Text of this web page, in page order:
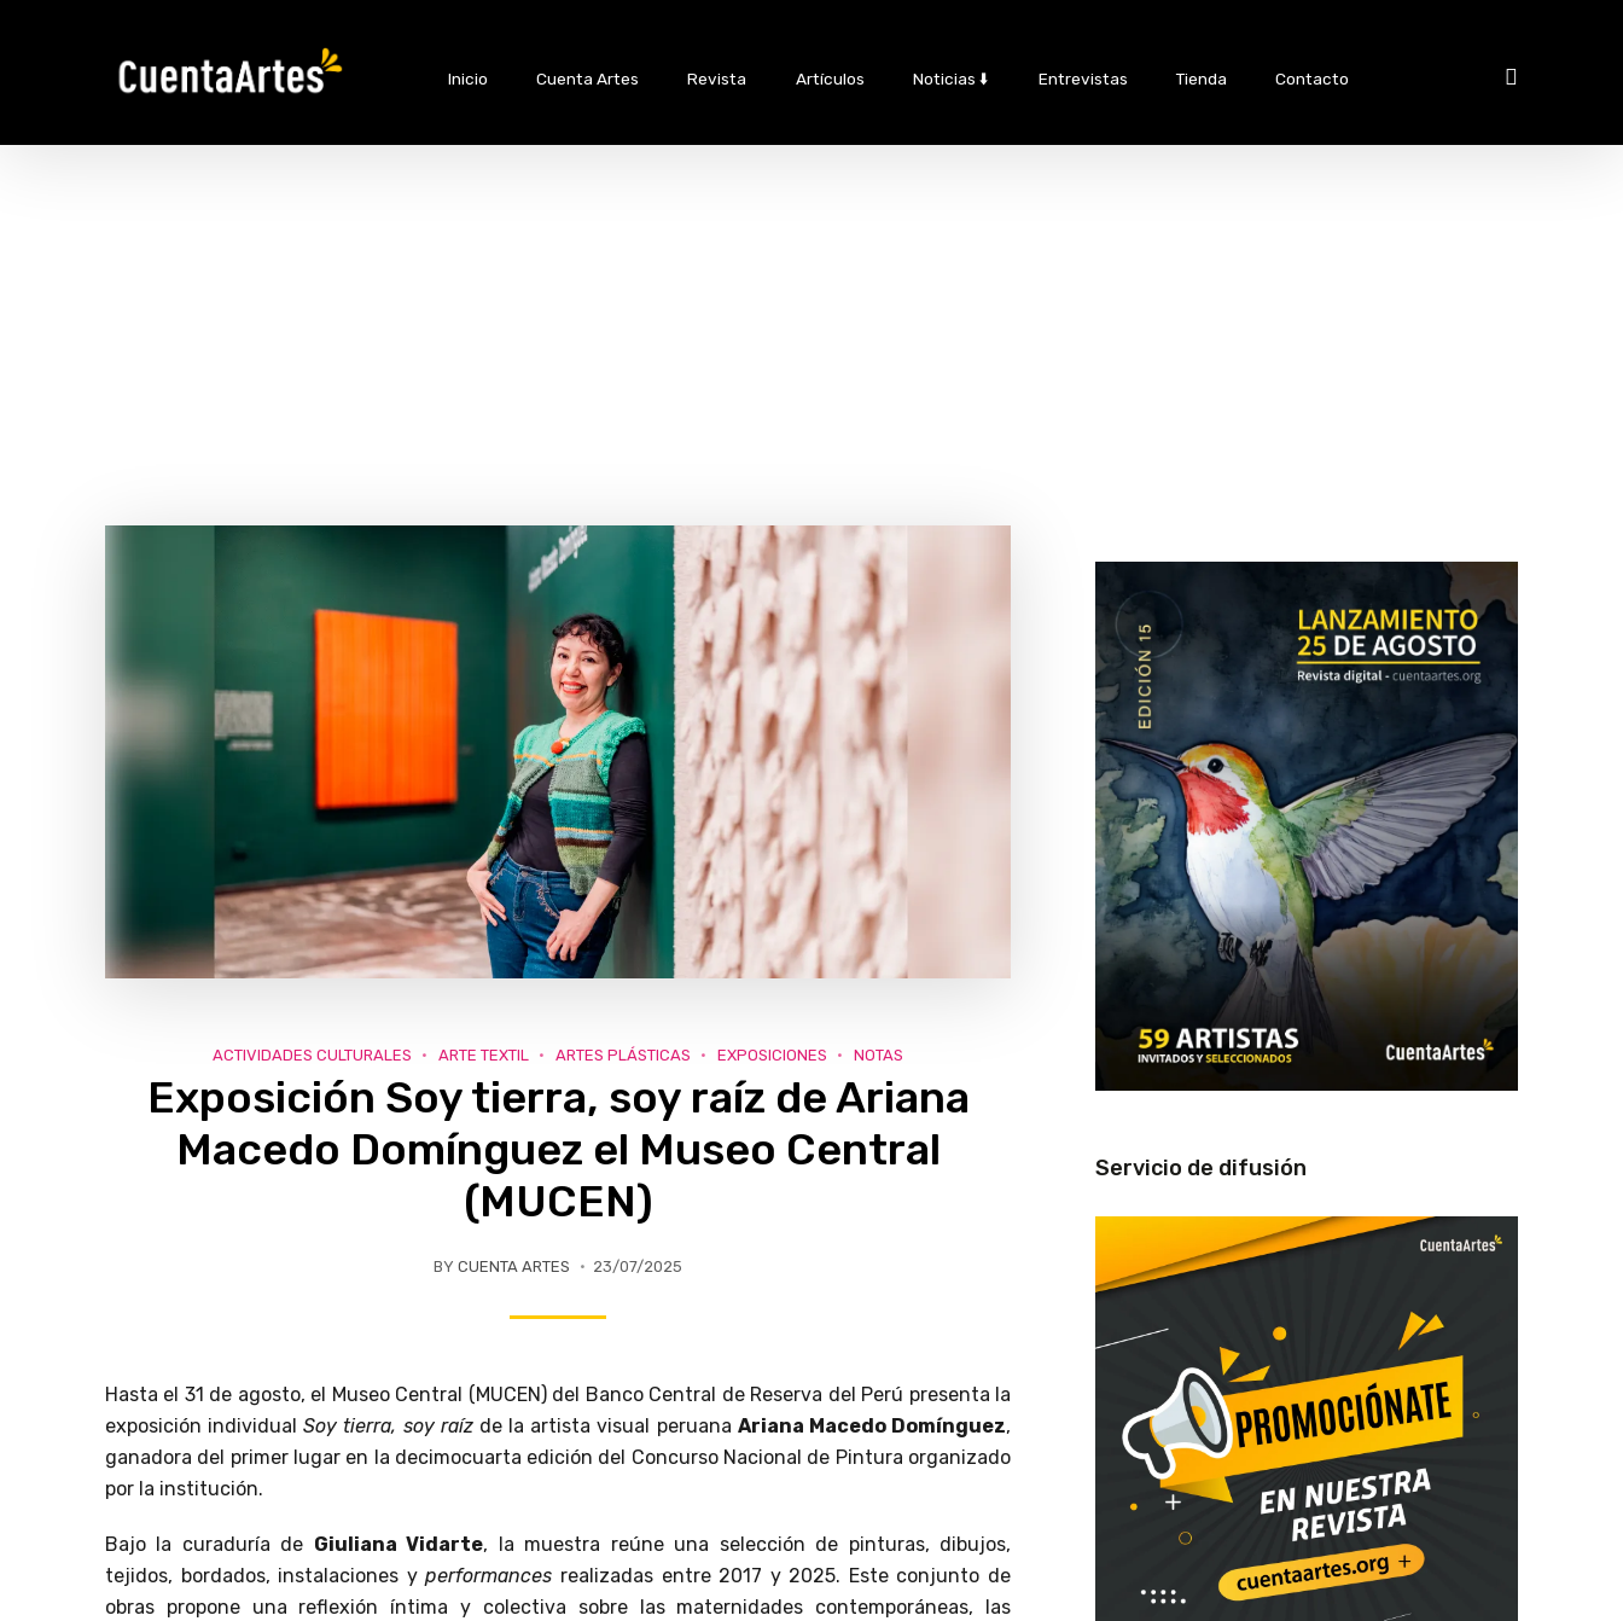
Inicio Cuenta Artes Revista Artículos Noticias ⬇️ Entrevistas Tienda Contacto
ACTIVIDADES CULTURALES ARTE TEXTIL ARTES PLÁSTICAS EXPOSICIONES NOTAS
Exposición Soy tierra, soy raíz de Ariana
Macedo Domínguez el Museo Central
(MUCEN)
BY CUENTA ARTES 23/07/2025
Hasta el 31 de agosto, el Museo Central (MUCEN) del Banco Central de Reserva del Perú presenta la
exposición individualSoy tierra, soy raízde la artista visual peruana Ariana Macedo Domínguez,
ganadora del primer lugar en la decimocuarta edición del Concurso Nacional de Pintura organizado
por la institución.
Bajo la curaduría de Giuliana Vidarte, la muestra reúne una selección de pinturas, dibujos,
tejidos, bordados, instalaciones yperformances realizadas entre 2017 y 2025. Este conjunto de
obras propone una reflexión íntima y colectiva sobre las maternidades contemporáneas, las
Servicio de difusión